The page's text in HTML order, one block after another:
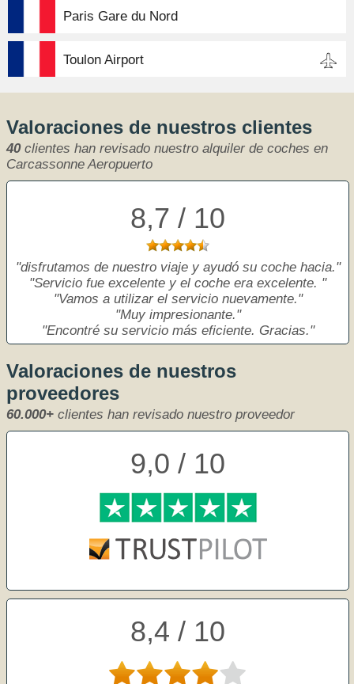
Paris Gare du Nord
Toulon Airport
Valoraciones de nuestros clientes
40clientes han revisado nuestro alquiler de coches en
Carcassonne Aeropuerto
8,7 / 10
disfrutamos de nuestro viaje y ayudó su coche hacia.
Servicio fue excelente y el coche era excelente.
Vamos a utilizar el servicio nuevamente.
Muy impresionante.
Encontré su servicio más eficiente. Gracias.
Valoraciones de nuestros
proveedores
60.000+ clientes han revisado nuestro proveedor
9,0 / 10
8,4 / 10